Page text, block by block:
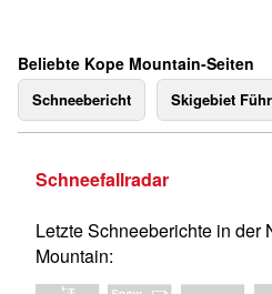
Beliebte Kope Mountain-Seiten
Schneebericht Skigebiet
Schneefallradar
Letzte Schneeberichte in der
Mountain: